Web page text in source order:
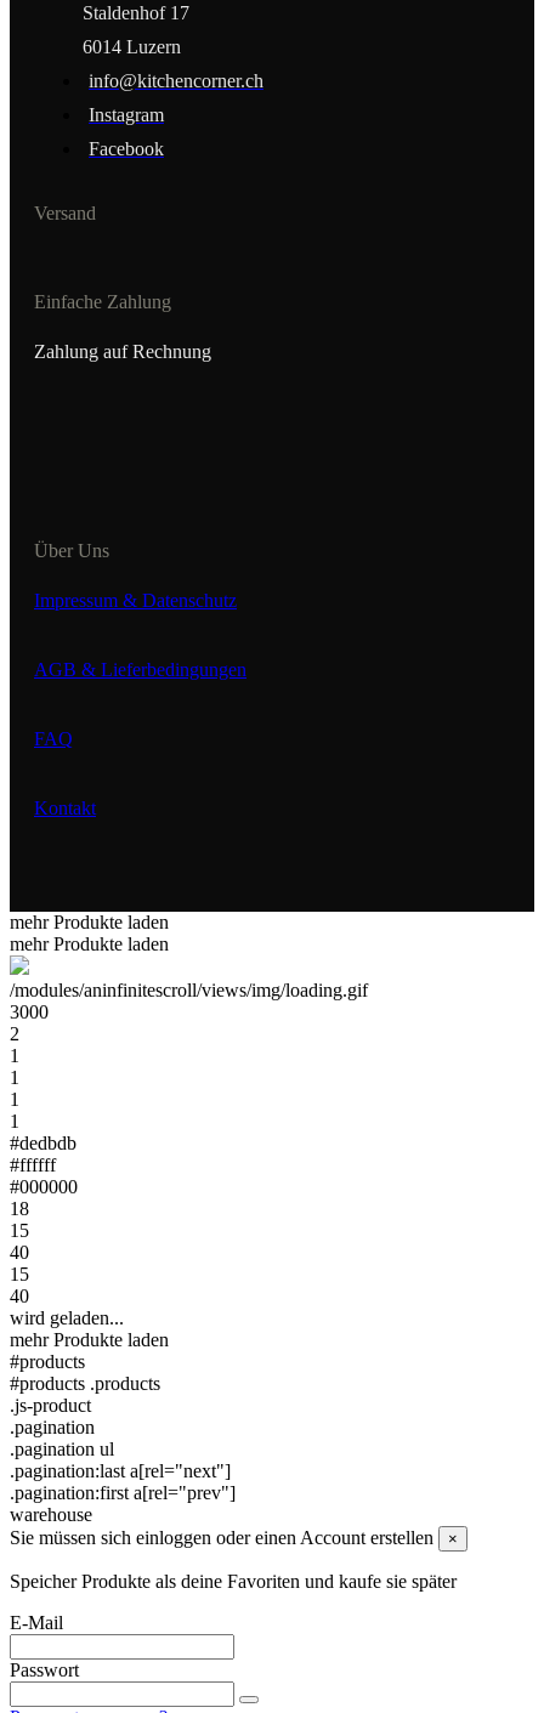
Staldenhof 17
6014 Luzern
info@kitchencorner.ch
Instagram
Facebook
Versand
Einfache Zahlung
Zahlung auf Rechnung
Über Uns
Impressum & Datenschutz
AGB & Lieferbedingungen
FAQ
Kontakt
mehr Produkte laden
mehr Produkte laden
/modules/aninfinitescroll/views/img/loading.gif
3000
2
1
1
1
1
#dedbdb
#ffffff
#000000
18
15
40
15
40
wird geladen...
mehr Produkte laden
#products
#products .products
.js-product
.pagination
.pagination ul
.pagination:last a[rel="next"]
.pagination:first a[rel="prev"]
warehouse
Sie müssen sich einloggen oder einen Account erstellen
×
Speicher Produkte als deine Favoriten und kaufe sie später
E-Mail
Passwort